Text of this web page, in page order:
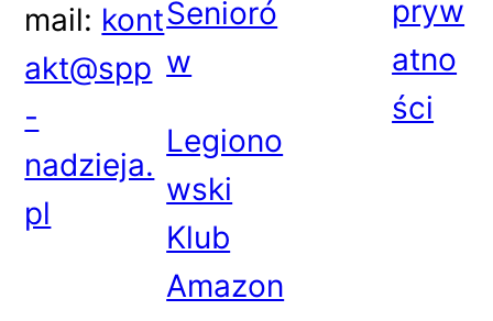
mail: kont
akt@spp
-
nadzieja.
pl
Senioró
w
Legiono
wski
Klub
Amazon
pryw
atno
ści